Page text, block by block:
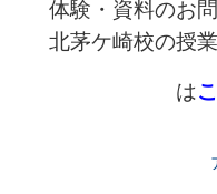
体験・資料のお
北茅ケ崎校の授
は